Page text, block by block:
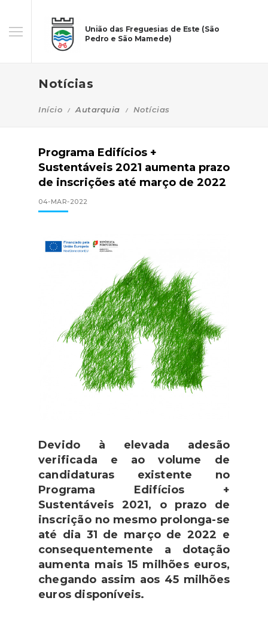
União das Freguesias de Este (São
Pedro e São Mamede)
Notícias
Início Autarquia Notícias
Programa Edifícios +
Sustentáveis 2021 aumenta prazo
de inscrições até março de 2022
04-MAR-2022
Devido à elevada adesão
verificada e ao volume de
candidaturas existente no
Programa Edifícios +
Sustentáveis 2021, o prazo de
inscrição no mesmo prolonga-se
até dia 31 de março de 2022 e
consequentemente a dotação
aumenta mais 15 milhões euros,
chegando assim aos 45 milhões
euros disponíveis.